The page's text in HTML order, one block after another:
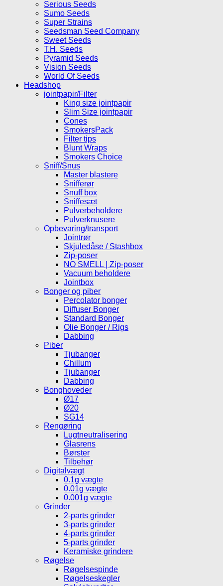
Serious Seeds
Sumo Seeds
Super Strains
Seedsman Seed Company
Sweet Seeds
T.H. Seeds
Pyramid Seeds
Vision Seeds
World Of Seeds
Headshop
jointpapir/Filter
King size jointpapir
Slim Size jointpapir
Cones
SmokersPack
Filter tips
Blunt Wraps
Smokers Choice
Sniff/Snus
Master blastere
Snifferør
Snuff box
Sniffesæt
Pulverbeholdere
Pulverknusere
Opbevaring/transport
Jointrør
Skjuledåse / Stashbox
Zip-poser
NO SMELL | Zip-poser
Vacuum beholdere
Jointbox
Bonger og piber
Percolator bonger
Diffuser Bonger
Standard Bonger
Olie Bonger / Rigs
Dabbing
Piber
Tjubanger
Chillum
Tjubanger
Dabbing
Bonghoveder
Ø17
Ø20
SG14
Rengøring
Lugtneutralisering
Glasrens
Børster
Tilbehør
Digitalvægt
0.1g vægte
0.01g vægte
0.001g vægte
Grinder
2-parts grinder
3-parts grinder
4-parts grinder
5-parts grinder
Keramiske grindere
Røgelse
Røgelsespinde
Røgelseskegler